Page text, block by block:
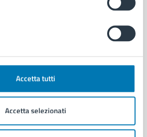
Accetta tutti
Accetta selezionati